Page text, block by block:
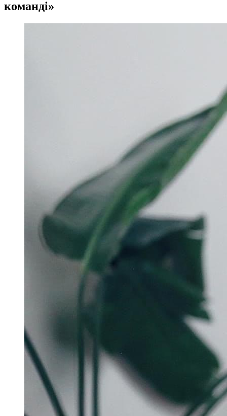
команді»